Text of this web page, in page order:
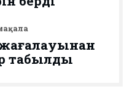
жағалауынан
табылды